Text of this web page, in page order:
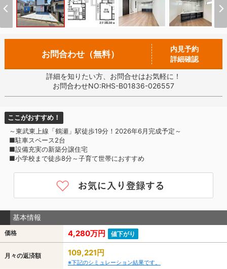
お問合わせ（無料）
内見予約
詳細確認
詳細を知りたい方、お問合せはお気軽に！
お問合わせNO:RHS-B01836-026557
ここがおすすめ！
～東武東上線「鶴瀬」駅徒歩19分！2026年6月完成予定～
■駐車スペース2台
■設備充実の新築分譲住宅
■小学校まで徒歩8分～子育て世帯におすすめ
基本情報
価格 4,280万円 値下がり
月々の返済額 109,221円
※下記のシミュレーション結果です。